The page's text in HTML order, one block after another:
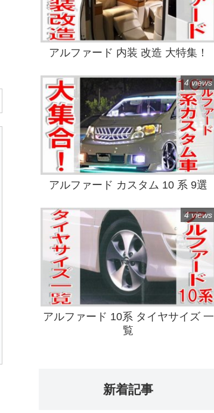
アルファード 内装 改造 大特集！
アルファード カスタム 10 系 9選
4 views
アルファード 10系 タイヤサイズ 一
覧
4 views
新着記事